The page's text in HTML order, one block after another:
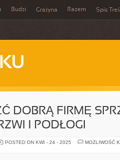
Budzi Grażyna Razem Spis
DOBRĄ FIRMĘ
I PODŁOGI
POSTED ON KWI - 24 - 2025
MOŻLIWOŚĆ